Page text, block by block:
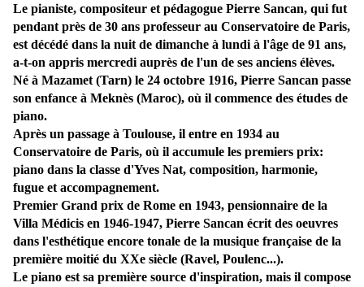
Le pianiste, compositeur et pédagogue Pierre Sancan, qui fut
pendant près de 30 ans professeur au Conservatoire de Paris,
est décédé dans la nuit de dimanche à lundi à l'âge de 91 ans,
a-t-on appris mercredi auprès de l'un de ses anciens élèves.
Né à Mazamet (Tarn) le 24 octobre 1916, Pierre Sancan passe
son enfance à Meknès (Maroc), où il commence des études de
piano.
Après un passage à Toulouse, il entre en 1934 au
Conservatoire de Paris, où il accumule les premiers prix:
piano dans la classe d'Yves Nat, composition, harmonie,
fugue et accompagnement.
Premier Grand prix de Rome en 1943, pensionnaire de la
Villa Médicis en 1946-1947, Pierre Sancan écrit des oeuvres
dans l'esthétique encore tonale de la musique française de la
première moitié du XXe siècle (Ravel, Poulenc...).
Le piano est sa première source d'inspiration, mais il compose